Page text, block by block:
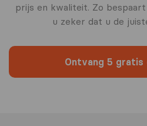
prijs en kwaliteit. Zo
u zeker dat u de
Ontvang 5